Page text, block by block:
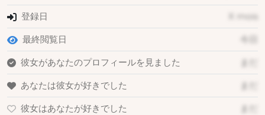
登録日 X mois
最終閲覧日 今日
彼女があなたのプロフィールを見ました まだ
あなたは彼女が好きでした まだ
彼女はあなたが好きでした まだ